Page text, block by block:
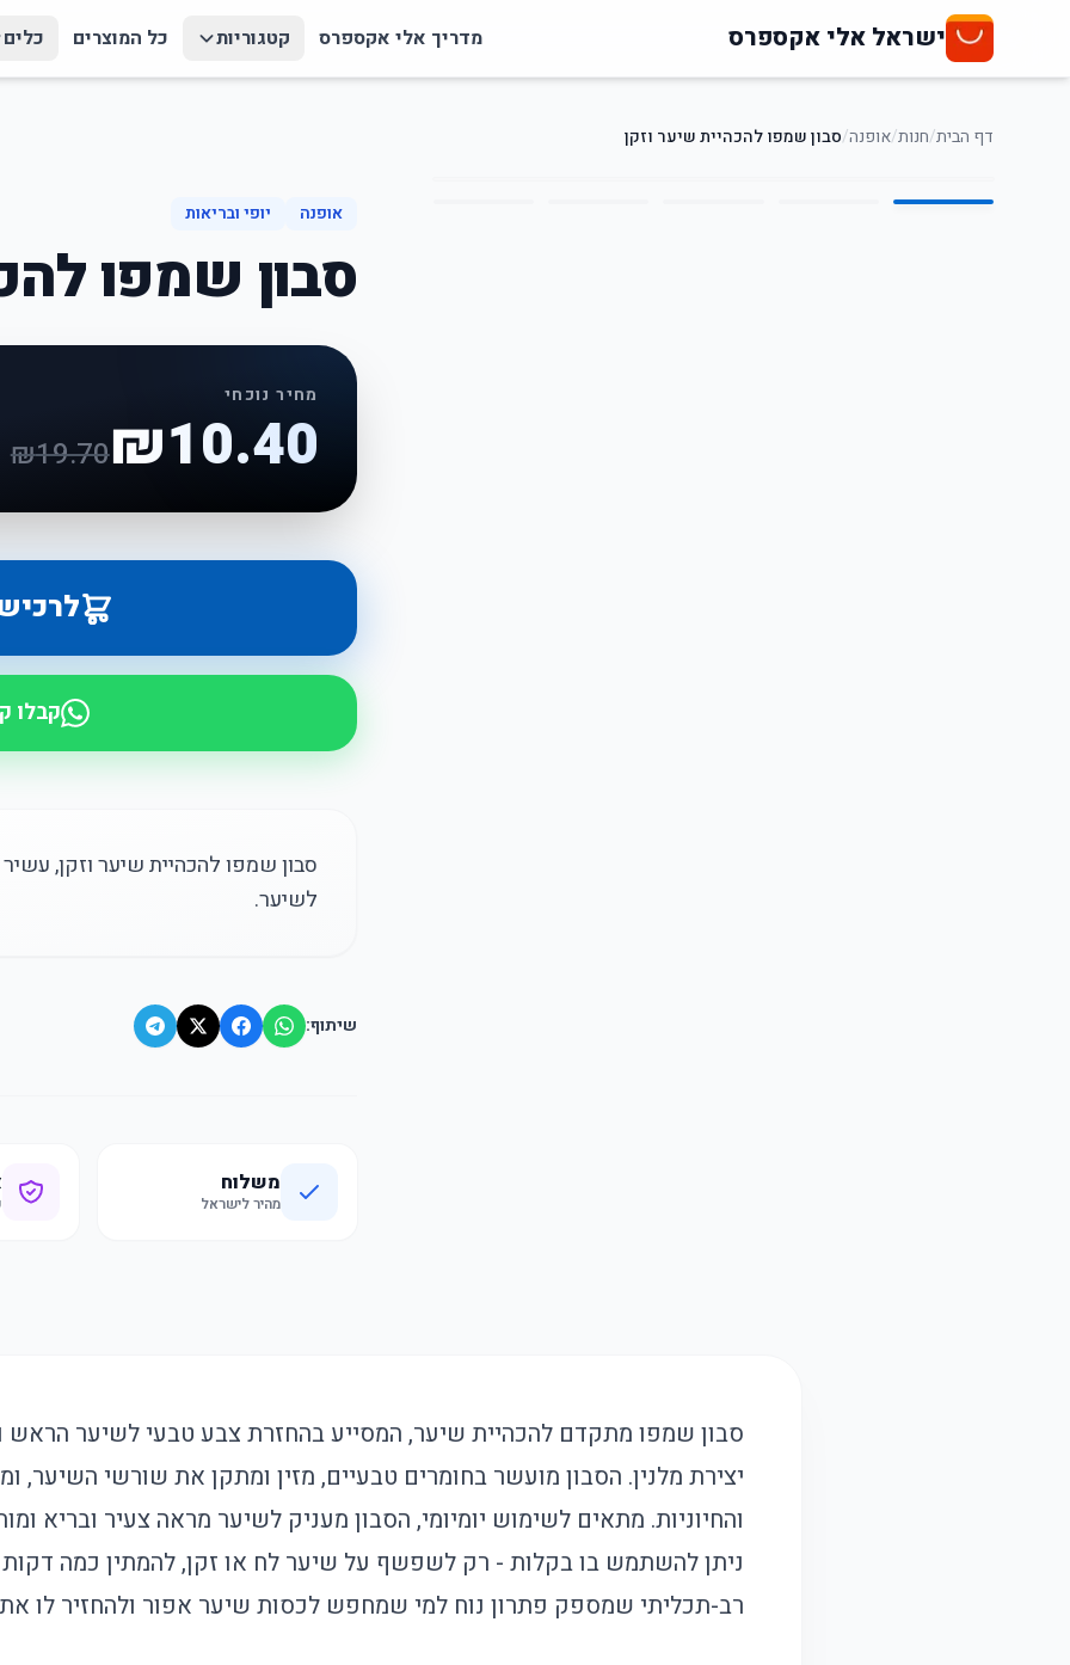
ישראל אלי אקספרס מדריך אלי אקספרס קטגוריות כל המוצרים כלים
דף הבית/חנות/אופנה/סבון שמפו להכהיית שיער וזקן
1
/
5
אופנה יופי ובריאות
סבון שמפו
מחיר נוכחי
₪10.40
₪19.70
קבלו
סבון שמפו להכהיית שיער וזקן,
לשיער.
שיתוף:
משלוח
מהיר לישראל
סבון שמפו מתקדם להכהיית שיער, המסייע בהחזרת צבע טבעי לשיער הראש
יצירת מלנין. הסבון מועשר בחומרים טבעיים, מזין ומתקן את שורשי השיער,
והחיוניות. מתאים לשימוש יומיומי, הסבון מעניק לשיער מראה צעיר ובריא
ניתן להשתמש בו בקלות - רק לשפשף על שיער לח או זקן, להמתין כמה דקות
רב-תכליתי שמספק פתרון נוח למי שמחפש לכסות שיער אפור ולהחזיר לו